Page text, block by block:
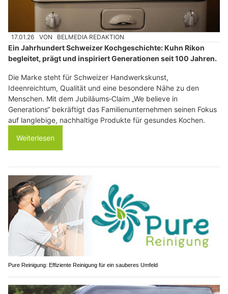
17.01.26 VON BELMEDIA REDAKTION
Ein Jahrhundert Schweizer Kochgeschichte: Kuhn Rikon
begleitet, prägt und inspiriert Generationen seit 100 Jahren.
Die Marke steht für Schweizer Handwerkskunst,
Ideenreichtum, Qualität und eine besondere Nähe zu den
Menschen. Mit dem Jubiläums‑Claim „We believe in
Generations“ bekräftigt das Familienunternehmen seinen Fokus
auf langlebige, nachhaltige Produkte für gesundes Kochen.
Weiterlesen
Pure Reinigung: Effiziente Reinigung für ein sauberes Umfeld